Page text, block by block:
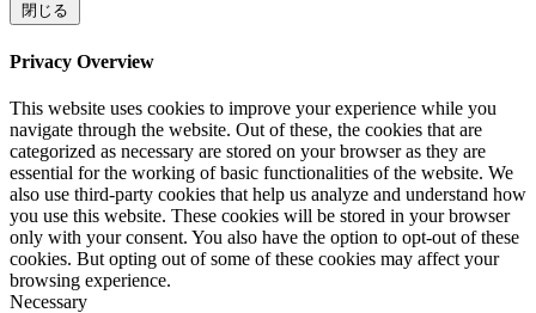
閉じる
Privacy Overview
This website uses cookies to improve your experience while you
navigate through the website. Out of these, the cookies that are
categorized as necessary are stored on your browser as they are
essential for the working of basic functionalities of the website. We
also use third-party cookies that help us analyze and understand how
you use this website. These cookies will be stored in your browser
only with your consent. You also have the option to opt-out of these
cookies. But opting out of some of these cookies may affect your
browsing experience.
Necessary